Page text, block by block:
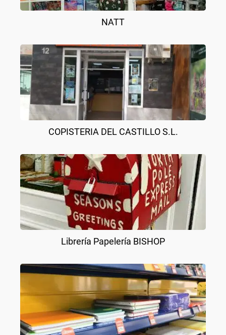
NATT
COPISTERIA DEL CASTILLO S.L.
Librería Papelería BISHOP